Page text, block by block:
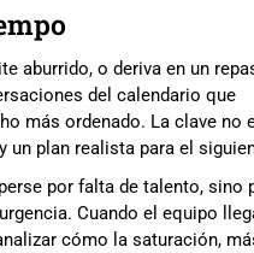
aburrido, o deriva en un
del calendario que
más ordenado. La clave no
un plan realista para el
por falta de talento, sino
Cuando el equipo
cómo la saturación,